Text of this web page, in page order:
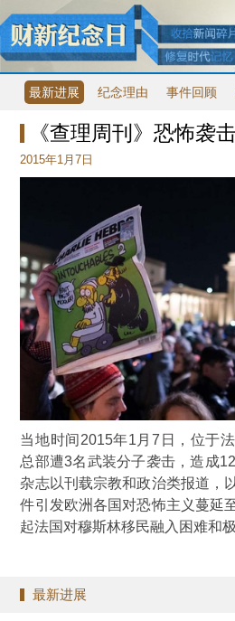
最新进展 纪念理由 事件回顾
《查理周刊》恐怖袭
2015年1月7日
当地时间2015年1月7日，位于
总部遭3名武装分子袭击，造成
杂志以刊载宗教和政治类报道，
件引发欧洲各国对恐怖主义蔓延
起法国对穆斯林移民融入困难和
最新进展